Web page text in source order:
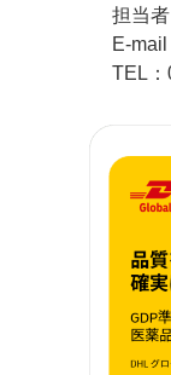
担当者：
E-mail
TEL：03-